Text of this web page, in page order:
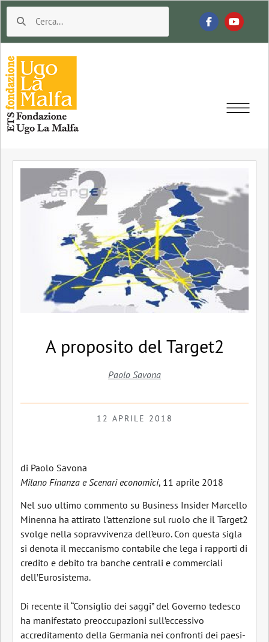
A proposito del Target2
Paolo Savona
12 APRILE 2018
di Paolo Savona
Milano Finanza e Scenari economici, 11 aprile 2018
Nel suo ultimo commento su Business Insider Marcello
Minenna ha attirato l’attenzione sul ruolo che il Target2
svolge nella sopravvivenza dell’euro. Con questa sigla
si denota il meccanismo contabile che lega i rapporti di
credito e debito tra banche centrali e commerciali
dell’Eurosistema.
Di recente il “Consiglio dei saggi” del Governo tedesco
ha manifestato preoccupazioni sull’eccessivo
accreditamento della Germania nei confronti dei paesi-